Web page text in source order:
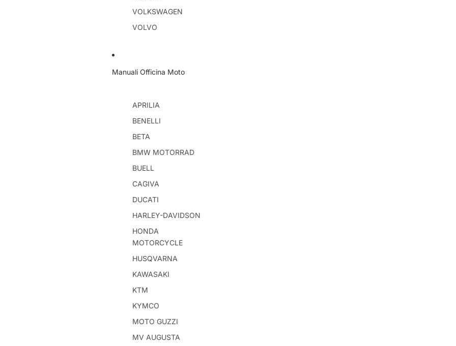
VOLKSWAGEN
VOLVO
Manuali Officina Moto
APRILIA
BENELLI
BETA
BMW MOTORRAD
BUELL
CAGIVA
DUCATI
HARLEY-DAVIDSON
HONDA
MOTORCYCLE
HUSQVARNA
KAWASAKI
KTM
KYMCO
MOTO GUZZI
MV AUGUSTA